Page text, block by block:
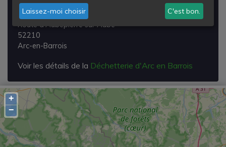
Déchetterie d'Arc en Barrois
Route d'Aubepierre sur Aube
52210
Arc-en-Barrois
Voir les détails de la Déchetterie d'Arc en Barrois
+
−
Laissez-moi choisir C'est bon.